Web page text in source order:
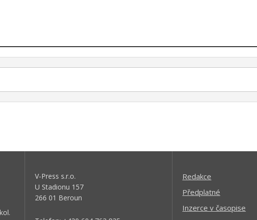
V-Press s.r.o.
U Stadionu 157
266 01 Beroun
Redakce
Předplatné
Inzerce v časopise